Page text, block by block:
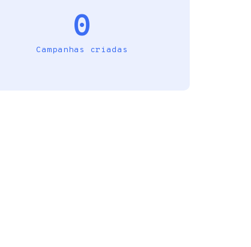
0
Campanhas criadas